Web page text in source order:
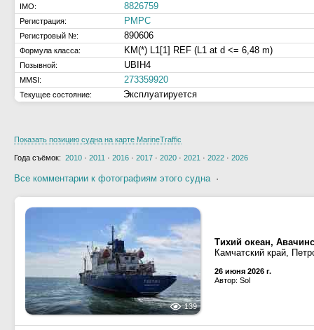
IMO: 8826759
Регистрация: РМРС
Регистровый №: 890606
Формула класса: KM(*) L1[1] REF (L1 at d <= 6,48 m)
Позывной: UBIH4
MMSI: 273359920
Текущее состояние: Эксплуатируется
Показать позицию судна на карте MarineTraffic
Года съёмок: 2010 · 2011 · 2016 · 2017 · 2020 · 2021 · 2022 · 2026
Все комментарии к фотографиям этого судна·
139
Тихий океан,
Камчатский край,
26 июня 2026 г.
Автор: Sol